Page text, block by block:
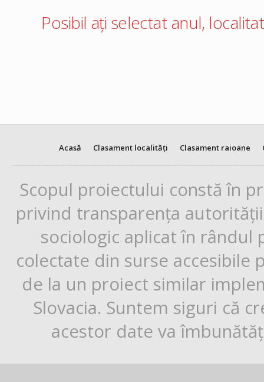
Posibil ați selectat anul,
Acasă Clasament localități Clasament raioane
Scopul proiectului constă în
privind transparența
sociologic aplicat în rândul
colectate din surse
de la un proiect similar
Slovacia. Suntem siguri că
acestor date va